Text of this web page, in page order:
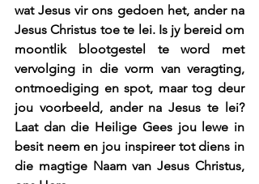
wat Jesus vir ons gedoen het, ander na
Jesus Christus toe te lei. Is jy bereid om
moontlik blootgestel te word met
vervolging in die vorm van veragting,
ontmoediging en spot, maar tog deur
jou voorbeeld, ander na Jesus te lei?
Laat dan die Heilige Gees jou lewe in
besit neem en jou inspireer tot diens in
die magtige Naam van Jesus Christus,